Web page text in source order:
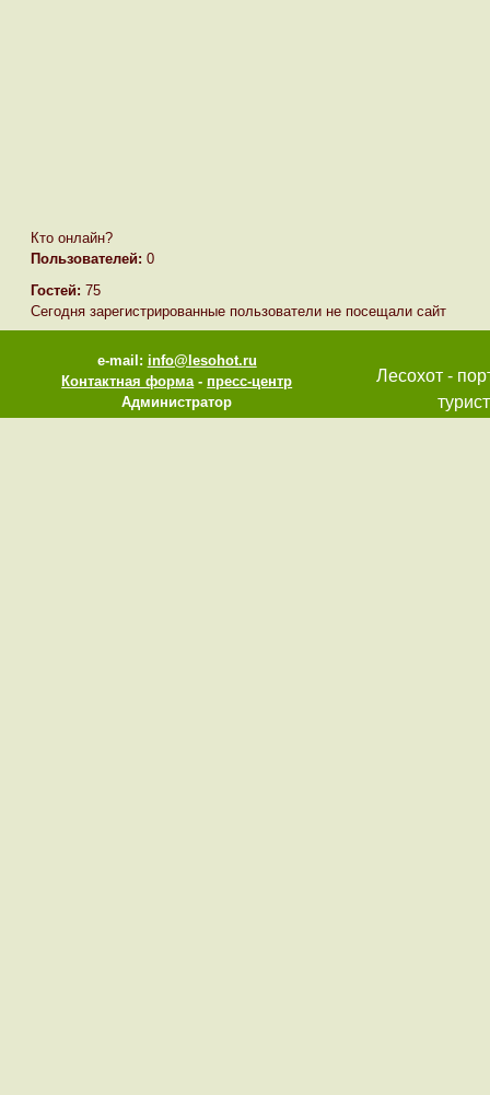
Кто онлайн?
Пользователей: 0
Гостей: 75
Сегодня зарегистрированные пользователи не посещали сайт
e-mail: info@lesohot.ru
Контактная форма-пресс-центр
Администратор
Лесохот -